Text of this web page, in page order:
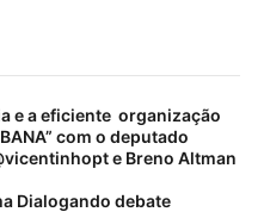
e a eficiente organização
com o deputado
e Breno Altman
Dialogando debate